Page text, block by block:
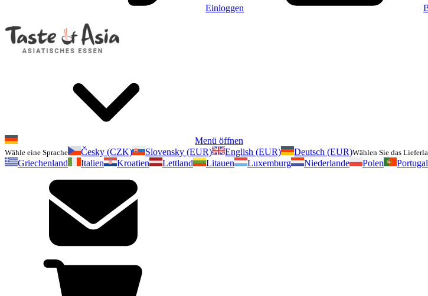
Einloggen
Menü öffnen
Wähle eine Sprache Česky (CZK) Slovensky (EUR) English (EUR) Deutsch (EUR)Wählen Sie das
Griechenland
Italien Kroatien Lettland Litauen Luxemburg Niederlande Polen Portugal